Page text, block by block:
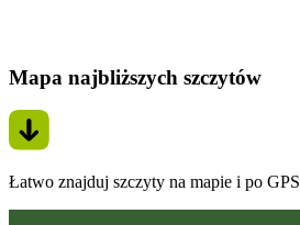
Mapa najbliższych szczytów
Łatwo znajduj szczyty na mapie i po GPS